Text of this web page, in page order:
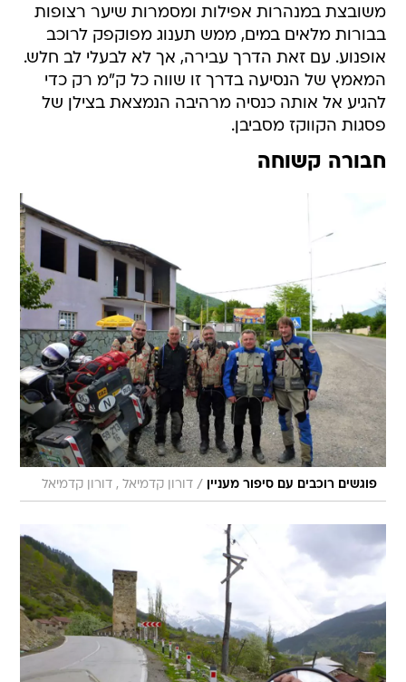
משובצת במנהרות אפילות ומסמרות שיער רצופות
בבורות מלאים במים, ממש תענוג מפוקפק לרוכב
אופנוע. עם זאת הדרך עבירה, אך לא לבעלי לב חלש.
המאמץ של הנסיעה בדרך זו שווה כל ק"מ רק כדי
להגיע אל אותה כנסיה מרהיבה הנמצאת בצילן של
פסגות הקווקז מסביבן.
חבורה קשוחה
פוגשים רוכבים עם סיפור מעניין / דורון קדמיאל , דורון קדמיאל